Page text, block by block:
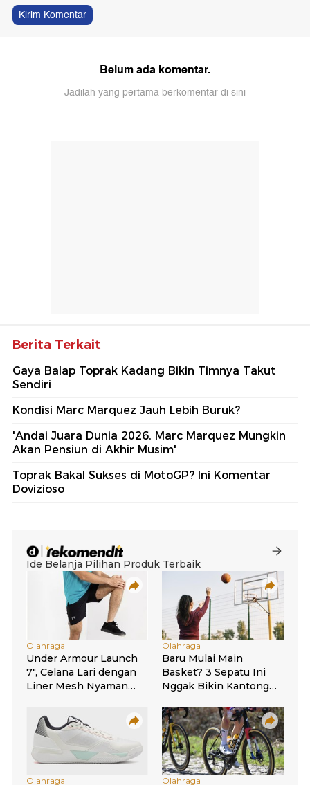
Kirim Komentar
Belum ada komentar.
Jadilah yang pertama berkomentar di sini
Berita Terkait
Gaya Balap Toprak Kadang Bikin Timnya Takut
Sendiri
Kondisi Marc Marquez Jauh Lebih Buruk?
'Andai Juara Dunia 2026, Marc Marquez Mungkin
Akan Pensiun di Akhir Musim'
Toprak Bakal Sukses di MotoGP? Ini Komentar
Dovizioso